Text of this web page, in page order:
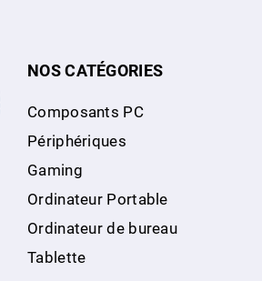
NOS CATÉGORIES
Composants PC
Périphériques
Gaming
Ordinateur Portable
Ordinateur de bureau
Tablette